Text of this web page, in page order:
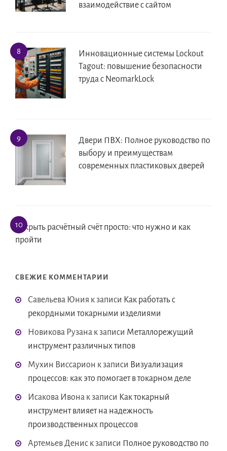
взаимодействие с сайтом
Инновационные системы Lockout
Tagout: повышение безопасности
труда с NeomarkLock
Двери ПВХ: Полное руководство по
выбору и преимуществам
современных пластиковых дверей
Открыть расчётный счёт просто: что нужно и как
пройти
СВЕЖИЕ КОММЕНТАРИИ
Савельева Юния к записи Как работать с
рекордными токарными изделиями
Новикова Рузана к записи Металлорежущий
инструмент различных типов
Мухин Виссарион к записи Визуализация
процессов: как это помогает в токарном деле
Исакова Ивона к записи Как токарный
инструмент влияет на надежность
производственных процессов
Артемьев Денис к записи Полное руководство по